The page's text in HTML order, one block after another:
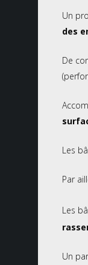
Un
des
De
Les
Par
Les
Un